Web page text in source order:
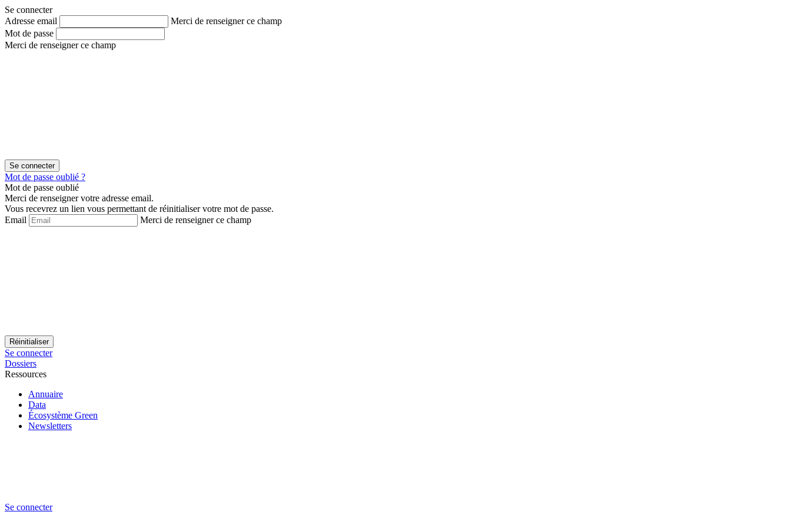
Aller
au
contenu
Aller
au
menu
Se connecter
Adresse email
Merci de renseigner ce champ
Mot de passe
Merci de renseigner ce champ
Mot de passe oublié ?
Mot de passe oublié
Merci de renseigner votre adresse email.
Vous recevrez un lien vous permettant de réinitialiser votre mot de passe.
Email
Merci de renseigner ce champ
Se connecter
Dossiers
Ressources
Annuaire
Data
Écosystème Green
Newsletters
Se connecter